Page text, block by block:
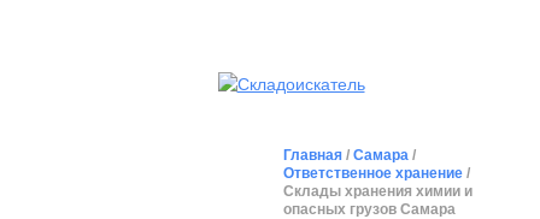
Главная / Самара /
Ответственное хранение /
Склады хранения химии и
опасных грузов Самара